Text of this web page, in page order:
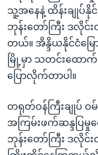
ညွန်း
စာမျက်နှာ
သို့
ကျော်
ကြည့်
ရှာဖွေ
နေရာ
သုတပဒေသာ အင်္ဂလိ
Learning English
ဗွီအိုအေ လူမှုကွန်ယက်မျာ
ဘာသာစကားများ
သူ့အနေနဲ့ ထိန်းချုပ်နို
ဘုန်းတော်ကြီး ဒလိုင်းလ
တယ်။ အိန္ဒိယနိုင်ငံမြ
မြို့မှာ သတင်းထေ
ပြောလိုက်တာပါ။
တရုတ်ဝန်ကြီးချုပ်
အကြမ်းဖက်ဆန္ဒပြ
ဘုန်းတော်ကြီး ဒလိုင်